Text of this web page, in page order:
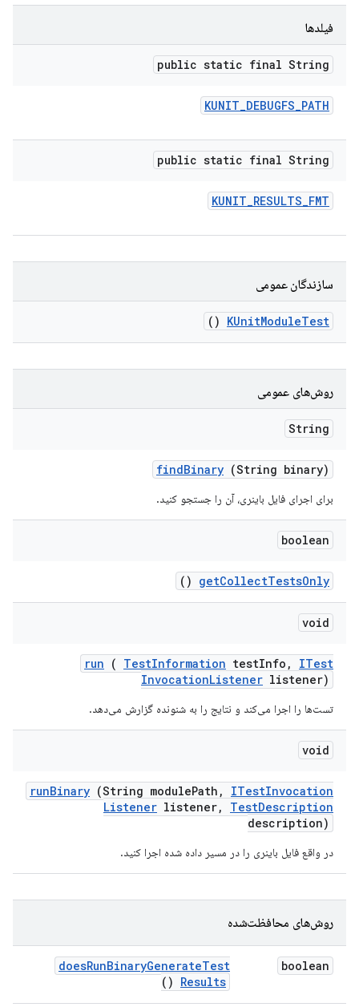
فیلدها
public static final String
KUNIT_DEBUGFS_PATH
public static final String
KUNIT_RESULTS_FMT
سازندگان عمومی
KUnitModuleTest
()
روش‌های عمومی
String
findBinary (String binary)
برای اجرای فایل باینری، آن را جستجو کنید.
boolean
getCollectTestsOnly
()
void
run ( TestInformation testInfo ,
ITest
InvocationListener listener)
تست‌ها را اجرا می‌کند و نتایج را به شنونده گزارش می‌دهد.
void
runBinary (String modulePath , ITestInvocation
Listener listener, TestDescription
description)
در واقع فایل باینری را در مسیر داده شده اجرا کنید.
روش‌های محافظت‌شده
boolean
doesRunBinaryGenerateTest
Results
()